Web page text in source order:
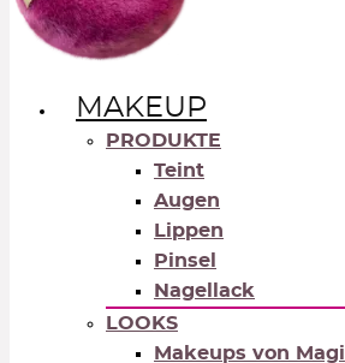
MAKEUP
PRODUKTE
Teint
Augen
Lippen
Pinsel
Nagellack
LOOKS
Makeups von Magi